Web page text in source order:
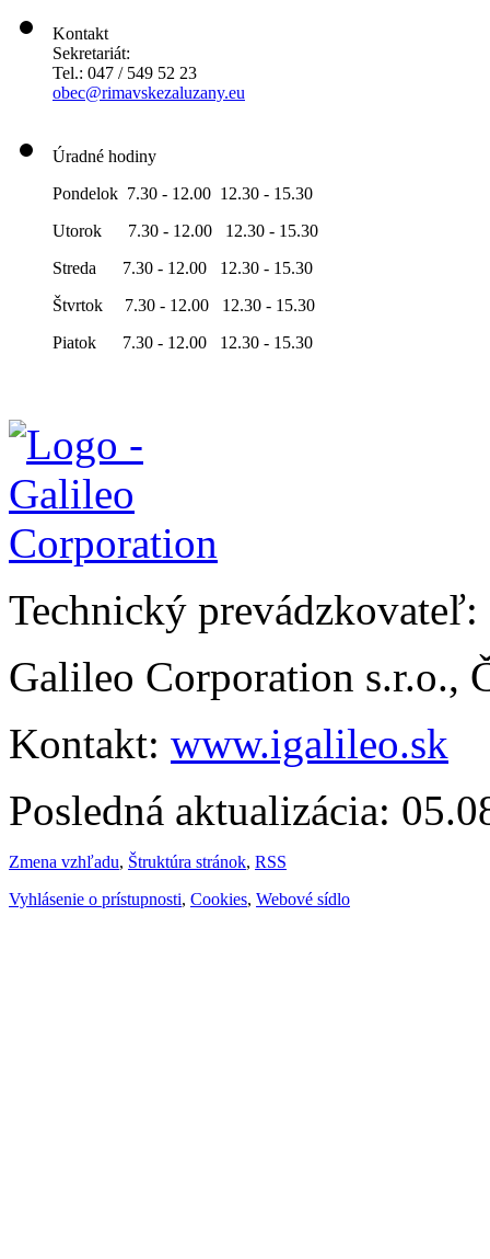
Kontakt
Sekretariát:
Tel.: 047 / 549 52 23
obec@rimavskezaluzany.eu
Úradné hodiny
Pondelok 7.30 - 12.00 12.30 - 15.30
Utorok 7.30 - 12.00 12.30 - 15.30
Streda 7.30 - 12.00 12.30 - 15.30
Štvrtok 7.30 - 12.00 12.30 - 15.30
Piatok 7.30 - 12.00 12.30 - 15.30
Technický prevádzkovateľ:
Galileo Corporation s.r.o.,
Kontakt: www.igalileo.sk
Posledná aktualizácia:
Zmena vzhľadu, Štruktúra stránok, RSS
Vyhlásenie o prístupnosti, Cookies, Webové sídlo